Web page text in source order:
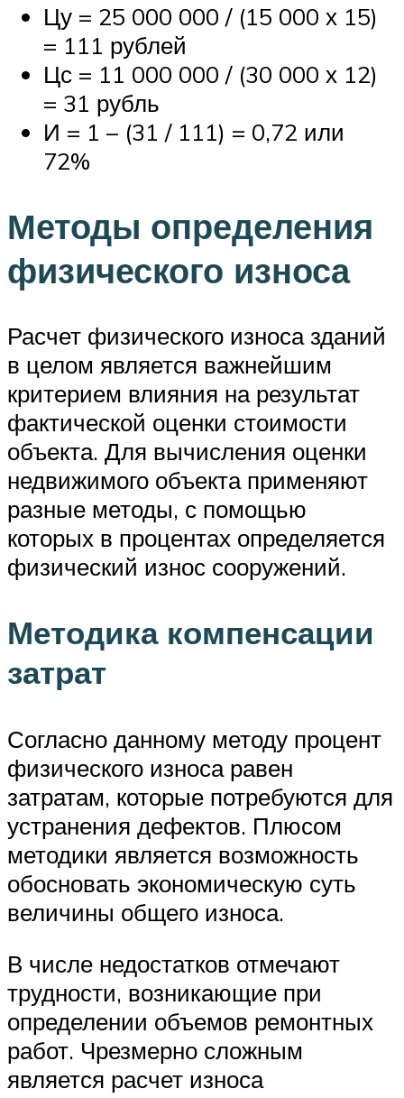
Цу = 25 000 000 / (15 000 х 15)
= 111 рублей
Цс = 11 000 000 / (30 000 х 12)
= 31 рубль
И = 1 – (31 / 111) = 0,72 или
72%
Методы определения
физического износа
Расчет физического износа зданий
в целом является важнейшим
критерием влияния на результат
фактической оценки стоимости
объекта. Для вычисления оценки
недвижимого объекта применяют
разные методы, с помощью
которых в процентах определяется
физический износ сооружений.
Методика компенсации
затрат
Согласно данному методу процент
физического износа равен
затратам, которые потребуются для
устранения дефектов. Плюсом
методики является возможность
обосновать экономическую суть
величины общего износа.
В числе недостатков отмечают
трудности, возникающие при
определении объемов ремонтных
работ. Чрезмерно сложным
является расчет износа